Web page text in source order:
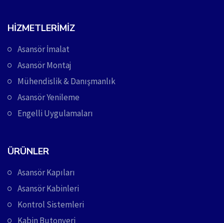
HIZMETLERIMIZ
Asansör İmalat
Asansör Montaj
Mühendislik & Danışmanlık
Asansör Yenileme
Engelli Uygulamaları
ÜRÜNLER
Asansör Kapıları
Asansör Kabinleri
Kontrol Sistemleri
Kabin Butonyeri